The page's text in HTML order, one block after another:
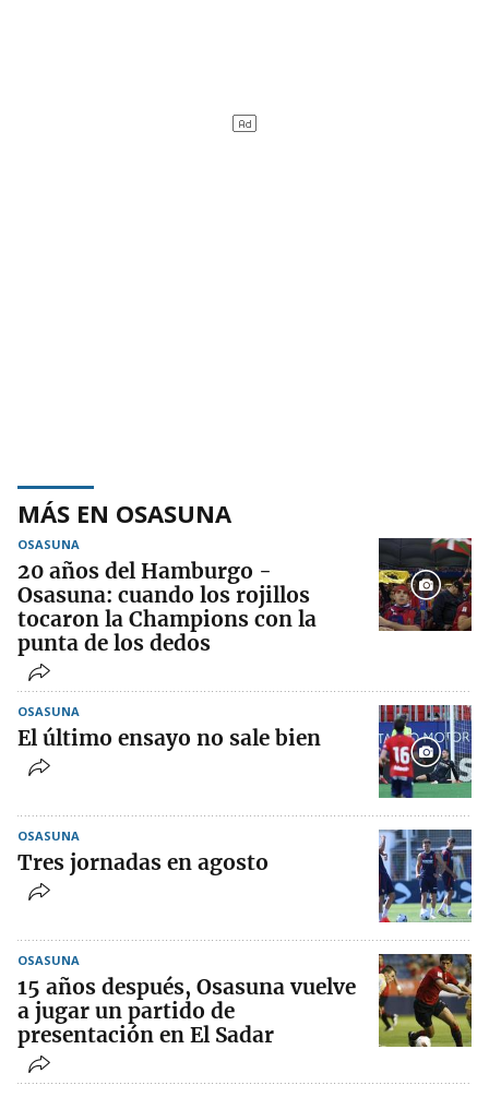
MÁS EN OSASUNA
OSASUNA
20 años del Hamburgo -
Osasuna: cuando los rojillos
tocaron la Champions con la
punta de los dedos
OSASUNA
El último ensayo no sale bien
OSASUNA
Tres jornadas en agosto
OSASUNA
15 años después, Osasuna vuelve
a jugar un partido de
presentación en El Sadar